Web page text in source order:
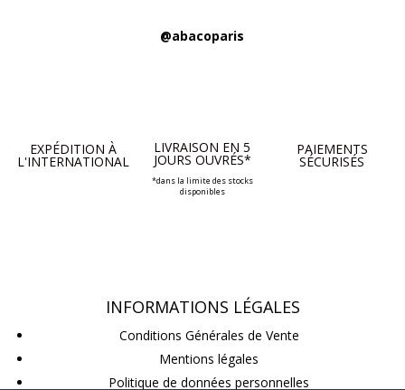
@abacoparis
EXPÉDITION À
L'INTERNATIONAL
LIVRAISON EN 5
JOURS OUVRÉS*
*dans la limite des stocks
disponibles
PAIEMENTS
SÉCURISÉS
INFORMATIONS LÉGALES
Conditions Générales de Vente
Mentions légales
Politique de données personnelles